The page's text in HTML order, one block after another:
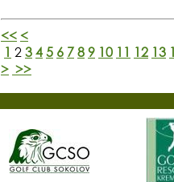
<<<
1 2 345 6 789 10 11 12 13
> >>